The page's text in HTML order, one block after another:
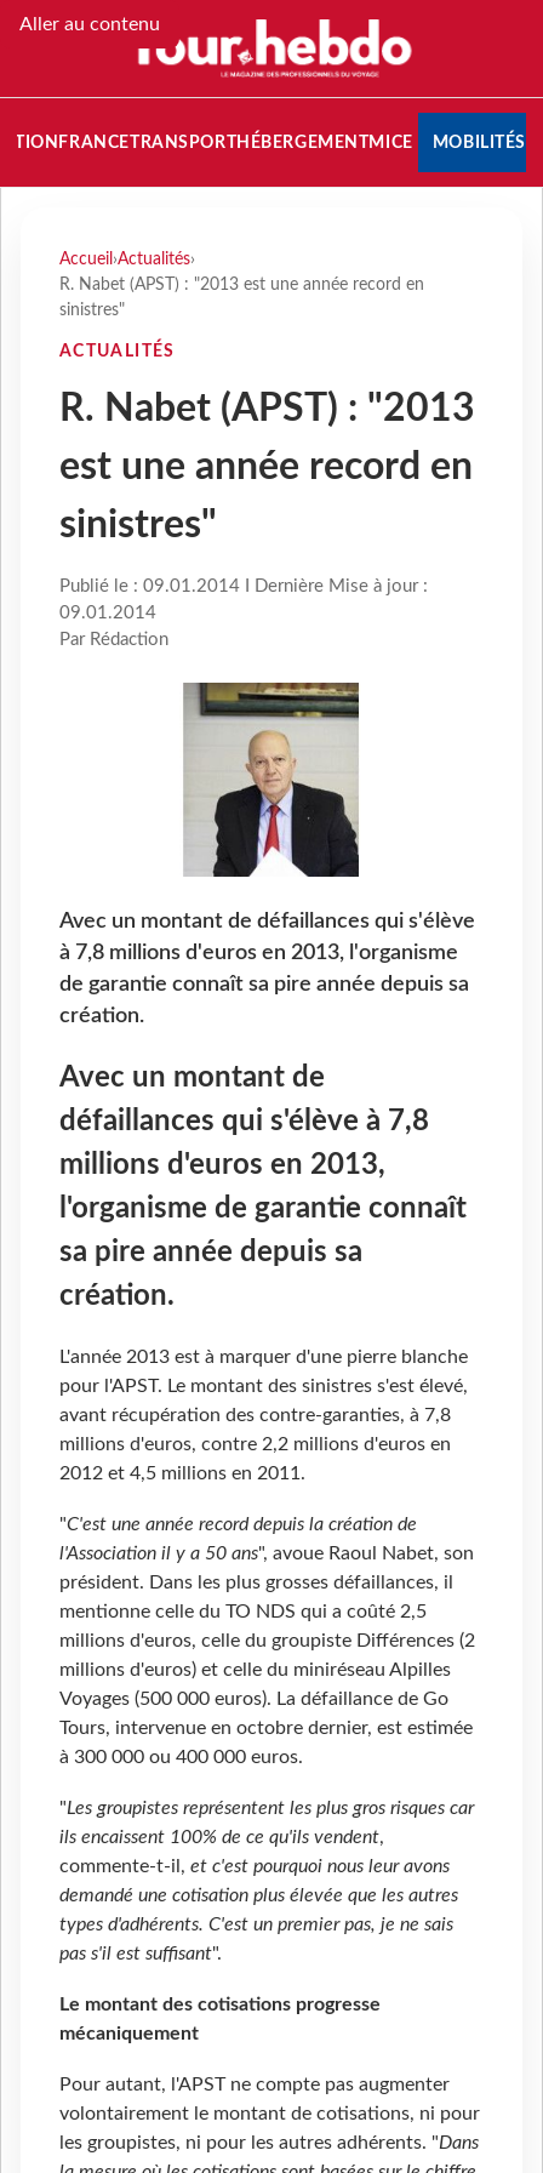
Aller au contenu
FRANCETRANSPORT HÉBERGEMENTMICE MOBILITÉS
Accueil ›Actualités›
R. Nabet (APST) : "2013 est une année record en
sinistres"
ACTUALITÉS
R. Nabet (APST) : "2013
est une année record en
sinistres"
Publié le : 09.01.2014 I Dernière Mise à jour :
09.01.2014
Par Rédaction
Avec un montant de défaillances qui s'élève
à 7,8 millions d'euros en 2013, l'organisme
de garantie connaît sa pire année depuis sa
création.
Avec un montant de
défaillances qui s'élève à 7,8
millions d'euros en 2013,
l'organisme de garantie connaît
sa pire année depuis sa
création.
L'année 2013 est à marquer d'une pierre blanche
pour l'APST. Le montant des sinistres s'est élevé,
avant récupération des contre-garanties, à 7,8
millions d'euros, contre 2,2 millions d'euros en
2012 et 4,5 millions en 2011.
"C'est une année record depuis la création de
l'Association il y a 50 ans", avoue Raoul Nabet, son
président. Dans les plus grosses défaillances, il
mentionne celle du TO NDS qui a coûté 2,5
millions d'euros, celle du groupiste Différences (2
millions d'euros) et celle du miniréseau Alpilles
Voyages (500 000 euros). La défaillance de Go
Tours, intervenue en octobre dernier, est estimée
à 300 000 ou 400 000 euros.
"Les groupistes représentent les plus gros risques car
ils encaissent 100% de ce qu'ils vendent,
commente-t-il, et c'est pourquoi nous leur avons
demandé une cotisation plus élevée que les autres
types d'adhérents. C'est un premier pas, je ne sais
pas s'il est suffisant".
Le montant des cotisations progresse
mécaniquement
Pour autant, l'APST ne compte pas augmenter
volontairement le montant de cotisations, ni pour
les groupistes, ni pour les autres adhérents. "Dans